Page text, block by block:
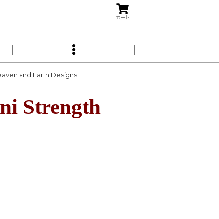
カート
and Earth Designs
Strength